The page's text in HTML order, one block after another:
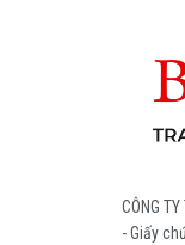
CÔNG
- Giấy